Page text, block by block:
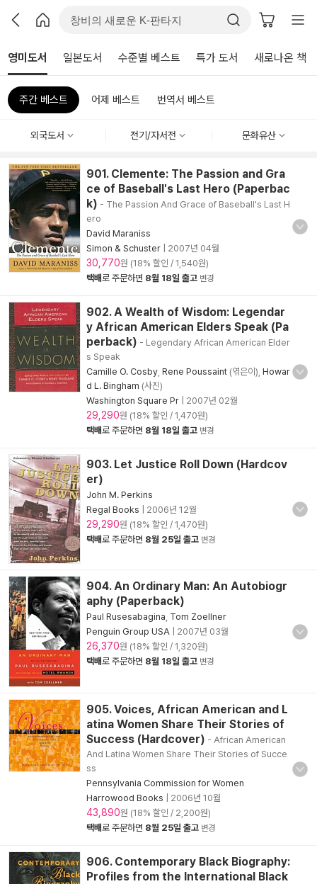
영미도서 일본도서 수준별 베스트 특가 도서 새로나온 책
주간 베스트 어제 베스트 번역서 베스트
외국도서 전기/자서전 문화유산
901. Clemente: The Passion and Gra
ce of Baseball's Last Hero (Paperbac
k) - The Passion And Grace of Baseball's Last H
ero
David Maraniss
Simon & Schuster
2007년 04월
30,770원 (18% 할인 / 1,540원)
택배로 주문하면 8월 18일 출고 변경
902. A Wealth of Wisdom: Legendar
y African American Elders Speak (Pa
perback) - Legendary African American Elder
s Speak
Camille O. Cosby Rene Poussaint (엮은이), Howar
d L. Bingham (사진)
Washington Square Pr
2007년 02월
29,290원 (18% 할인 / 1,470원)
택배로 주문하면 8월 18일 출고 변경
903. Let Justice Roll Down (Hardcov
er)
John M. Perkins
Regal Books
2006년 12월
29,290원 (18% 할인 / 1,470원)
택배로 주문하면 8월 25일 출고 변경
904. An Ordinary Man: An Autobiogr
aphy (Paperback)
Paul Rusesabagina Tom Zoellner
Penguin Group USA
2007년 03월
26,370원 (18% 할인 / 1,320원)
택배로 주문하면 8월 18일 출고 변경
905. Voices, African American and L
atina Women Share Their Stories of
Success (Hardcover) - African American
And Latina Women Share Their Stories of Succe
ss
Pennsylvania Commission for Women
Harrowood Books
2006년 10월
43,890원 (18% 할인 / 2,200원)
택배로 주문하면 8월 25일 출고 변경
906. Contemporary Black Biography:
Profiles from the International Black